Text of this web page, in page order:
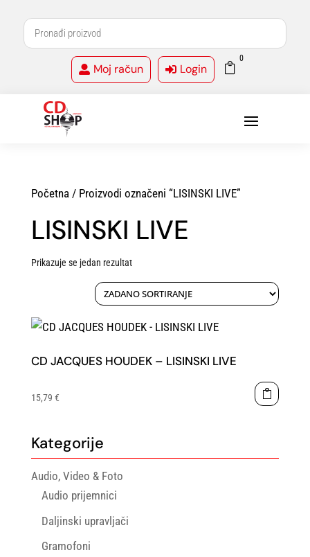
 Moj račun  Login 
0
Početna/ Proizvodi označeni “LISINSKI LIVE”
LISINSKI LIVE
Prikazuje se jedan rezultat
CD JACQUES HOUDEK – LISINSKI LIVE
15,79 €
Kategorije
Audio, Video & Foto
Audio prijemnici
Daljinski upravljači
Gramofoni